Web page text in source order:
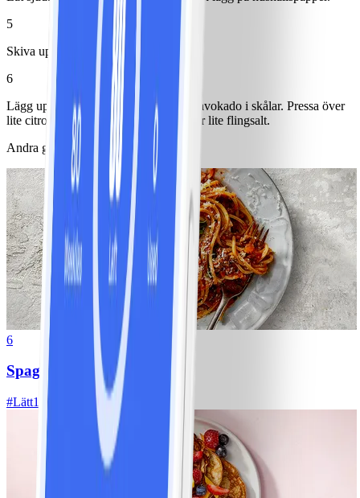
5
Skiva upp avokado.
6
Lägg upp kål, tomater, prosciutto och avokado i skålar. Pressa över
lite citron. Lägg på äggen och strö över lite flingsalt.
Andra gillade också
6
Spagetti med köttfärssås
#Lätt10 MIN